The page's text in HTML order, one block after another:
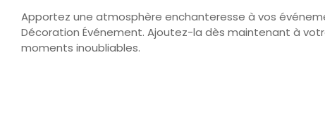
Apportez une atmosphère enchanteresse à vos
Décoration Événement. Ajoutez-la dès maintenant à
moments inoubliables.